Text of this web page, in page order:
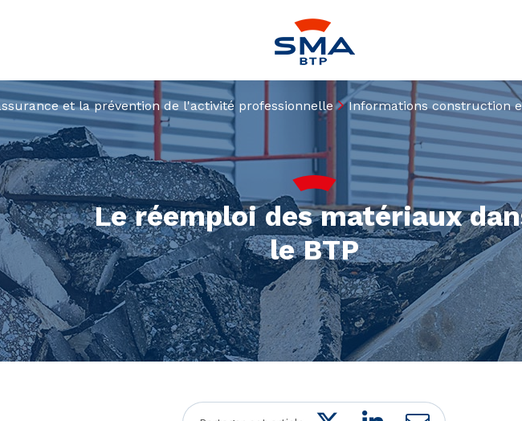
et la prévention de l'activité professionnelle Informations construction
Le réemploi des matériaux
le BTP